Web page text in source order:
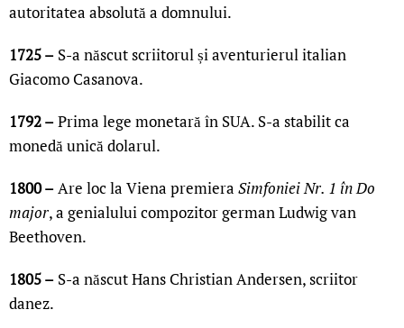
autoritatea absolută a domnului.
1725 – S-a născut scriitorul și aventurierul italian
Giacomo Casanova.
1792 –Prima lege monetară în SUA. S-a stabilit ca
monedă unică dolarul.
1800 –Are loc la Viena premiera Simfoniei Nr. 1 în Do
major, a genialului compozitor german Ludwig van
Beethoven.
1805 – S-a născut Hans Christian Andersen, scriitor
danez.